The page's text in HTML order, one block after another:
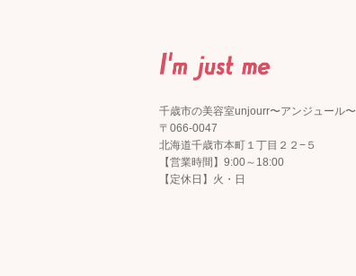
千歳市の美容室unjourr〜アンジュール〜
〒066-0047
北海道千歳市本町１丁目２２−５
【営業時間】9:00～18:00
【定休日】火・日